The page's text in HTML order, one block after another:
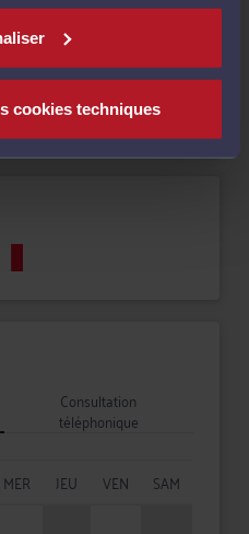
cookies techniques
Consultation
téléphonique
MER JEU VEN
SAM